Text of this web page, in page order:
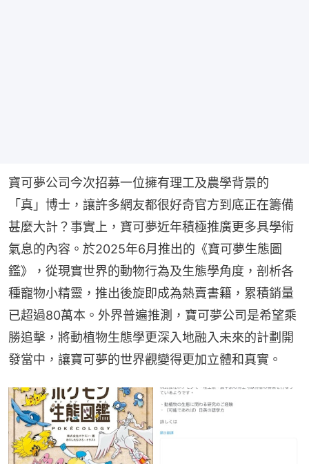
寶可夢公司今次招募一位擁有理工及農學背景的
「真」博士，讓許多網友都很好奇官方到底正在籌備
甚麼大計？事實上，寶可夢近年積極推廣更多具學術
氣息的內容。於2025年6月推出的《寶可夢生態圖
鑑》，從現實世界的動物行為及生態學角度，剖析各
種寵物小精靈，推出後旋即成為熱賣書籍，累積銷量
已超過80萬本。外界普遍推測，寶可夢公司是希望乘
勝追擊，將動植物生態學更深入地融入未來的計劃開
發當中，讓寶可夢的世界觀變得更加立體和真實。